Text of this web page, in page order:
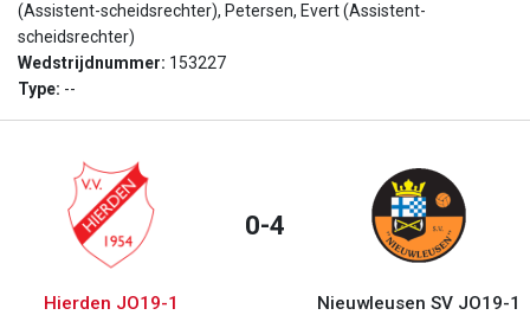
(Assistent-scheidsrechter), Petersen, Evert (Assistent-
scheidsrechter)
Wedstrijdnummer: 153227
Type: --
Hierden JO19-1
0-4
Nieuwleusen SV JO19-1